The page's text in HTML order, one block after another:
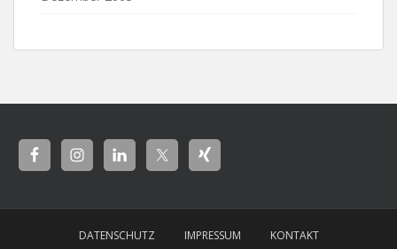
DATENSCHUTZ IMPRESSUM KONTAKT